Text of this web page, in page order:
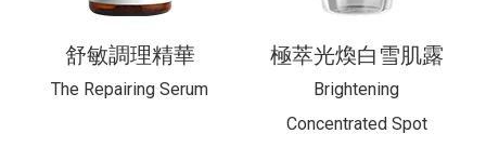
舒敏調理精華
The Repairing Serum
極萃光煥白雪肌露
Brightening
Concentrated Spot